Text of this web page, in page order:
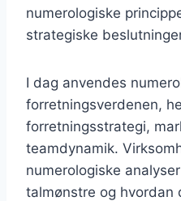
numerologiske
strategiske
I dag anvendes
forretningsverdenen,
forretningsstrategi,
teamdynamik.
numerologiske
talmønstre og hvordan